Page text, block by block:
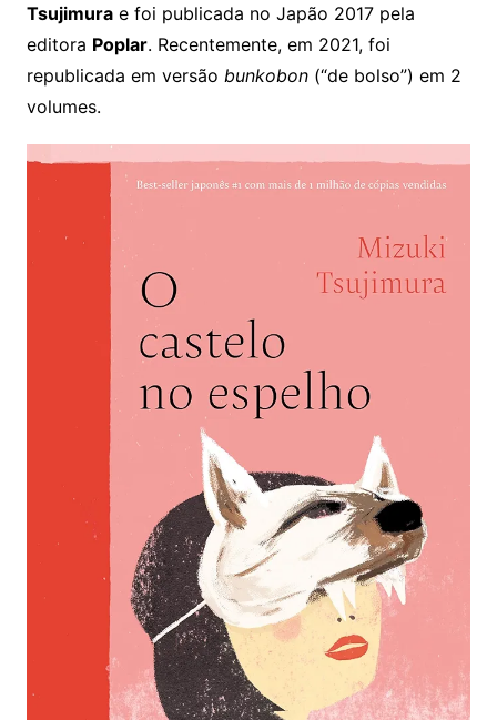
Tsujimurae foi publicada no Japão 2017 pela
editora Poplar. Recentemente, em 2021, foi
republicada em versão bunkobon(“de bolso”) em 2
volumes.